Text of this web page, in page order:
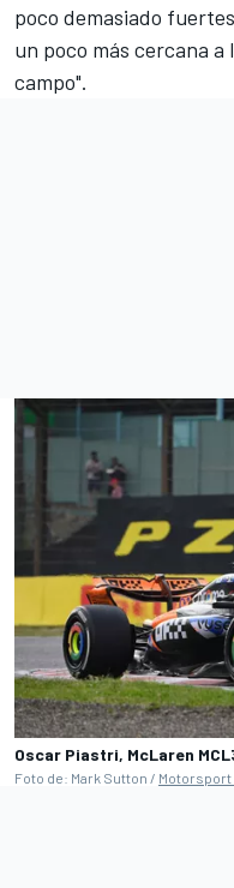
poco demasiado
un poco más cercana a
campo".
Oscar Piastri, McLaren
Foto de: Mark Sutton / Motorsport